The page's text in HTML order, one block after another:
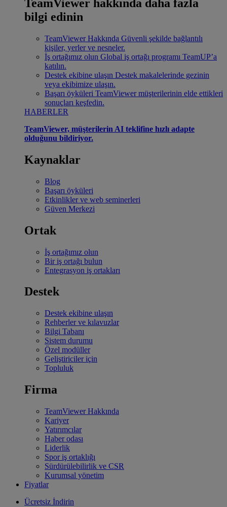
TeamViewer hakkında daha fazla
bilgi edinin
TeamViewer Hakkında Güvenli şekilde bağlantılı
kişiler, yerler ve nesneler.
İş ortağımız olun Global iş ortağı programı TeamUP’a
katılın.
Destek ekibine ulaşın Destek makalelerinde gezinin
veya ekibimize ulaşın.
Başarı öyküleri TeamViewer müşterilerinin elde ettikleri
sonuçları keşfedin.
HABERLER
TeamViewer, müşterilerin AI teklifine hızlı adapte
olduğunu bildiriyor.
Kaynaklar
Blog
Başarı öyküleri
Etkinlikler ve web seminerleri
Güven Merkezi
Ortak
İş ortağımız olun
Bir iş ortağı bulun
Entegrasyon iş ortakları
Destek
Destek ekibine ulaşın
Rehberler ve kılavuzlar
Bilgi Tabanı
Sistem durumu
Özel modüller
Geliştiriciler için
Topluluk
Firma
TeamViewer Hakkında
Kariyer
Yatırımcılar
Haber odası
Liderlik
Spor iş ortaklığı
Sürdürülebilirlik ve CSR
Kurumsal yönetim
Fiyatlar
Ücretsiz İndirin